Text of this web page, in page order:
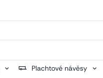
Plachtové návěsy